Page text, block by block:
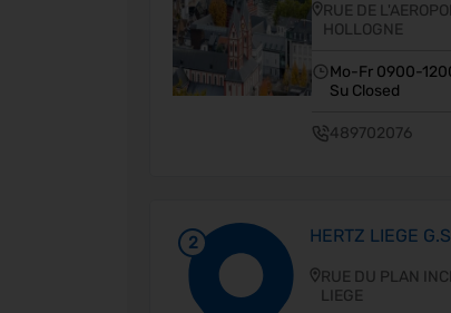
RUE DE
HOLLOGNE
Mo-Fr 0900-
Su Closed
489702076
2 HERTZ LIEGE
RUE DU PLAN
LIEGE